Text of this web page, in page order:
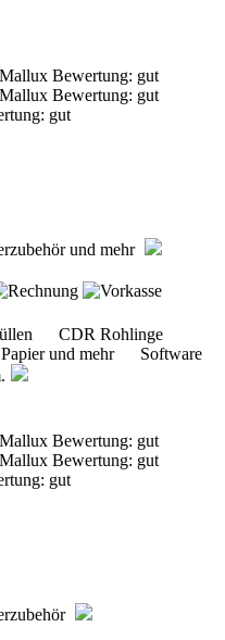
und mehr
CDR Rohlinge
und mehr Software